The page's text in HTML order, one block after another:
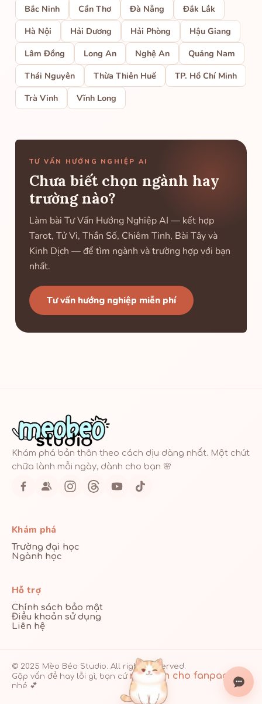
Bắc Ninh Cần Thơ Đà Nẵng
Đắk Lắk
Hà Nội
Hải Dương Hải Phòng
Hậu Giang
Lâm Đồng
Long An Nghệ An
Quảng Nam
Thái Nguyên
Thừa Thiên Huế
TP. Hồ Chí Minh
Trà Vinh
Vĩnh Long
TƯ VẤN HƯỚNG NGHIỆP AI
Chưa biết chọn ngành hay
trường nào?
Làm bài Tư Vấn Hướng Nghiệp AI — kết hợp
Tarot, Tử Vi, Thần Số, Chiêm Tinh, Bài Tây và
Kinh Dịch — để tìm ngành và trường hợp với bạn
nhất.
Tư vấn hướng nghiệp miễn phí
Khám phá bản thân theo cách dịu dàng nhất. Một chút
chữa lành mỗi ngày, dành cho bạn 🌸
Khám phá
Trường đại học
Ngành học
Hỗ trợ
Chính sách bảo mật
Điều khoản sử dụng
Liên hệ
© 2025 Mèo Béo Studio. All rights reserved.
Gặp vấn đề hay lỗi gì, bạn cứ nhắn tin cho fanpage
nhé 💕